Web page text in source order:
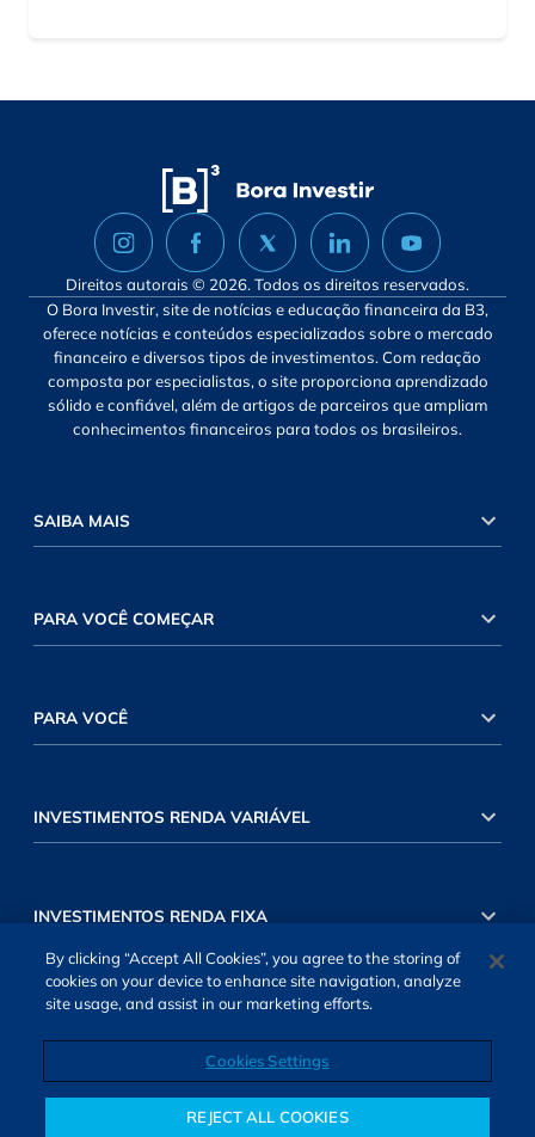
Direitos autorais © 2026. Todos os direitos reservados.
O Bora Investir, site de notícias e educação financeira da B3,
oferece notícias e conteúdos especializados sobre o mercado
financeiro e diversos tipos de investimentos. Com redação
composta por especialistas, o site proporciona aprendizado
sólido e confiável, além de artigos de parceiros que ampliam
conhecimentos financeiros para todos os brasileiros.
SAIBA MAIS
PARA VOCÊ COMEÇAR
PARA VOCÊ
INVESTIMENTOS RENDA VARIÁVEL
INVESTIMENTOS RENDA FIXA
Cookies Settings
By clicking “Accept All Cookies”, you agree to the storing of
cookies on your device to enhance site navigation, analyze
site usage, and assist in our marketing efforts.
Cookies Settings
REJECT ALL COOKIES